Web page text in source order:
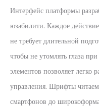
Интерфейс платформы
юзабилити. Каждое
не требует длительной
чтобы не утомлять глаза
элементов позволяет легко
управления. Шрифты
смартфонов до